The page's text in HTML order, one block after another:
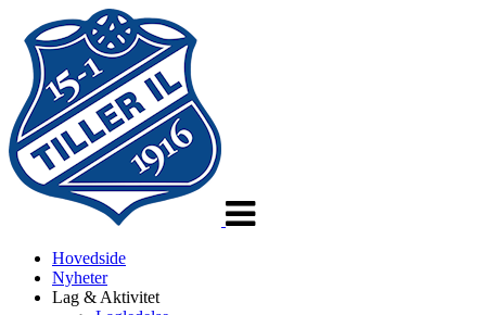
Hovedside
Nyheter
Lag & Aktivitet